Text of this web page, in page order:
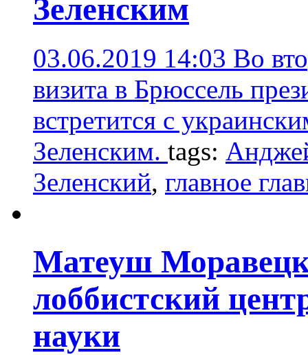
Зеленским
03.06.2019 14:03 Во
визита в Брюссель
встретится с
Зеленским. tags:
Зеленский, главное
Матеуш
лоббистский
науки